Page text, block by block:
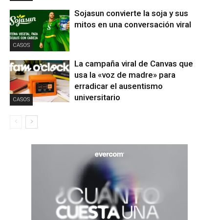
CASOS
Sojasun convierte la soja y sus
mitos en una conversación viral
CASOS
La campaña viral de Canvas que
usa la «voz de madre» para
erradicar el ausentismo
universitario